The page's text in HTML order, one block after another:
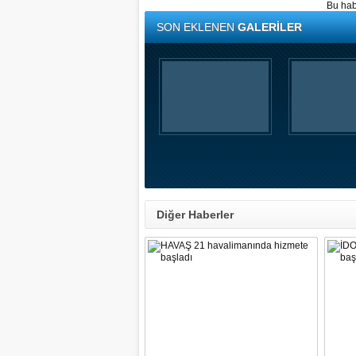
Bu
SON EKLENENGALERİLER
Diğer Haberler